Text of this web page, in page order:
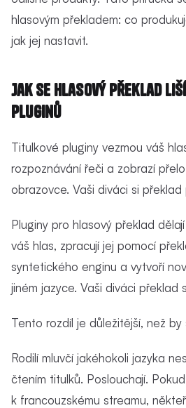
hlasovým překladem: co
jak jej nastavit.
Jak se hlasový překlad
pluginů
Titulkové pluginy vezmou váš
rozpoznávání řeči a zobrazí
obrazovce. Vaši diváci si
Pluginy pro hlasový překlad
váš hlas, zpracují jej pomocí
syntetického enginu a vytvoří
jiném jazyce. Vaši diváci překlad
Tento rozdíl je důležitější, než
Rodilí mluvčí jakéhokoli jazyka
čtením titulků. Poslouchají.
k francouzskému streamu,